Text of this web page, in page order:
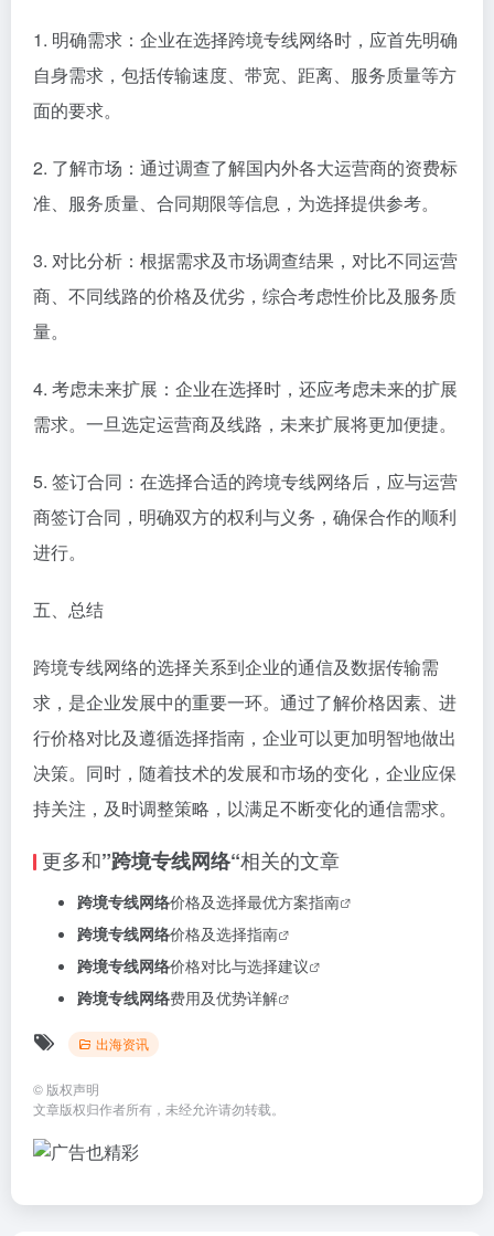
1. 明确需求：企业在选择跨境专线网络时，应首先明确
自身需求，包括传输速度、带宽、距离、服务质量等方
面的要求。
2. 了解市场：通过调查了解国内外各大运营商的资费标
准、服务质量、合同期限等信息，为选择提供参考。
3. 对比分析：根据需求及市场调查结果，对比不同运营
商、不同线路的价格及优劣，综合考虑性价比及服务质
量。
4. 考虑未来扩展：企业在选择时，还应考虑未来的扩展
需求。一旦选定运营商及线路，未来扩展将更加便捷。
5. 签订合同：在选择合适的跨境专线网络后，应与运营
商签订合同，明确双方的权利与义务，确保合作的顺利
进行。
五、总结
跨境专线网络的选择关系到企业的通信及数据传输需
求，是企业发展中的重要一环。通过了解价格因素、进
行价格对比及遵循选择指南，企业可以更加明智地做出
决策。同时，随着技术的发展和市场的变化，企业应保
持关注，及时调整策略，以满足不断变化的通信需求。
更多和”跨境专线网络“相关的文章
跨境专线网络价格及选择最优方案指南
跨境专线网络价格及选择指南
跨境专线网络价格对比与选择建议
跨境专线网络费用及优势详解
出海资讯
© 版权声明
文章版权归作者所有，未经允许请勿转载。